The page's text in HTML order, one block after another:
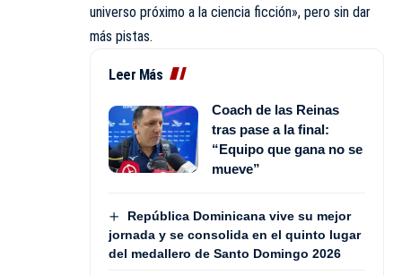
universo próximo a la ciencia ficción», pero sin dar
más pistas.
Leer Más
Coach de las Reinas
tras pase a la final:
“Equipo que gana no se
mueve”
República Dominicana vive su mejor
jornada y se consolida en el quinto lugar
del medallero de Santo Domingo 2026